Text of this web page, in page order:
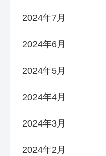
2024年7月
2024年6月
2024年5月
2024年4月
2024年3月
2024年2月